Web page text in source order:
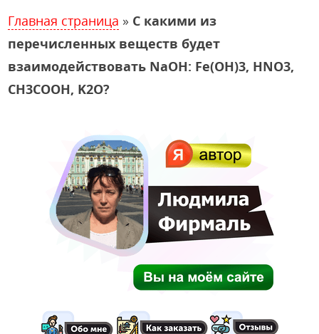
Главная страница » С какими из
перечисленных веществ будет
взаимодействовать NaOH: Fe(OH)3, HNO3,
CH3COOH, K2O?